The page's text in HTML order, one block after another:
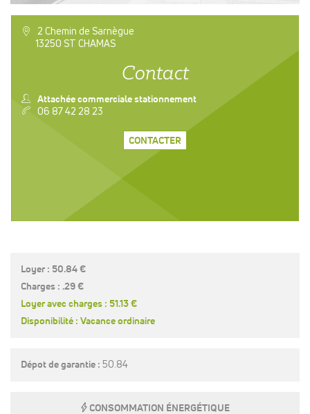
a
2 Chemin de Sarnègue
13250 ST CHAMAS
Contact
n Attachée commerciale stationnement
v 06 87 42 28 23
CONTACTER
Loyer : 50.84 €
Charges : .29 €
Loyer avec charges : 51.13 €
Disponibilité : Vacance ordinaire
Dépot de garantie : 50.84
E CONSOMMATION ÉNERGÉTIQUE